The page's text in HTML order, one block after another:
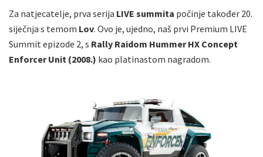
Za natjecatelje, prva serija LIVE summita počinje također 20.
siječnja s temom Lov. Ovo je, ujedno, naš prvi Premium LIVE
Summit epizode 2, s Rally Raidom Hummer HX Concept
Enforcer Unit (2008.) kao platinastom nagradom.